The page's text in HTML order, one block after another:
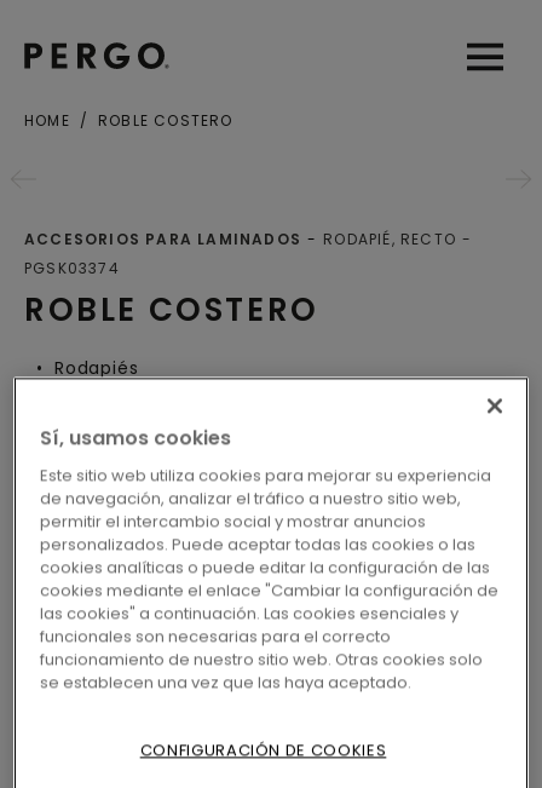
OpenOpen
HOME ROBLE COSTERO
ROBLE COSTERO
ACCESORIOS PARA LAMINADOS
RODAPIÉ, RECTO
PGSK03374
Rodapiés
LOCALICE SU DISTRIBUIDOR
MÁS CERCANO
BUSCAR
Sí, usamos cookies
Este sitio web utiliza cookies para mejorar su experiencia
de navegación, analizar el tráfico a nuestro sitio web,
permitir el intercambio social y mostrar anuncios
personalizados. Puede aceptar todas las cookies o las
cookies analíticas o puede editar la configuración de las
cookies mediante el enlace "Cambiar la configuración de
las cookies" a continuación. Las cookies esenciales y
funcionales son necesarias para el correcto
funcionamiento de nuestro sitio web. Otras cookies solo
se establecen una vez que las haya aceptado.
CONFIGURACIÓN DE COOKIES